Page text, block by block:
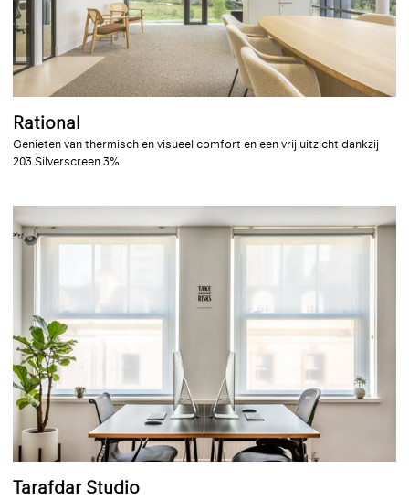
Rational
Genieten van thermisch en visueel comfort en een vrij uitzicht dankzij
203 Silverscreen 3%
Tarafdar Studio